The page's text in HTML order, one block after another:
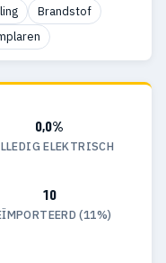
Brandstof
0,0%
ELEKTRISCH
10
(11%)